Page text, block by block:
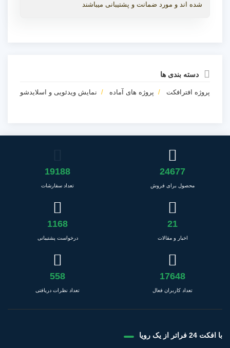
شده اند و مورد ضمانت و پشتیبانی میباشند
دسته بندی ها
پروژه افترافکت پروژه های آماده نمایش ویدئویی و اسلایدشو
24677
محصول برای فروش
19188
تعداد سفارشات
21
اخبار و مقالات
1168
درخواست پشتیبانی
17648
تعداد کاربران فعال
558
تعداد نظرات دریافتی
با افکت 24 فراتر از یک رویا